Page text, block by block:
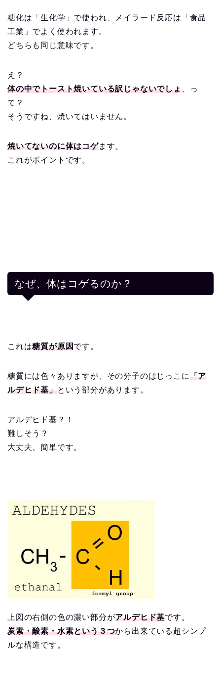
糖化は「生化学」で使われ、メイラード反応は「食品
工業」でよく使われます。
どちらも同じ意味です。
え？
体の中でトースト焼いている訳じゃないでしょ、っ
て？
そうですね、焼いてはいません。
焼いてないのに体はコゲます。
これがポイントです。
なぜ、体はコゲるのか？
これは糖質が原因です。
糖質には色々ありますが、その分子のはじっこに「ア
ルデヒド基」という部分があります。
アルデヒド基？！
難しそう？
大丈夫、簡単です。
上図の右側の色の濃い部分がアルデヒド基です。
炭素・酸素・水素という３つから出来ている超シンプ
ルな構造です。